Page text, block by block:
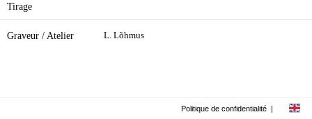
Tirage
Graveur / Atelier L. Lõhmus
Politique de confidentialité |